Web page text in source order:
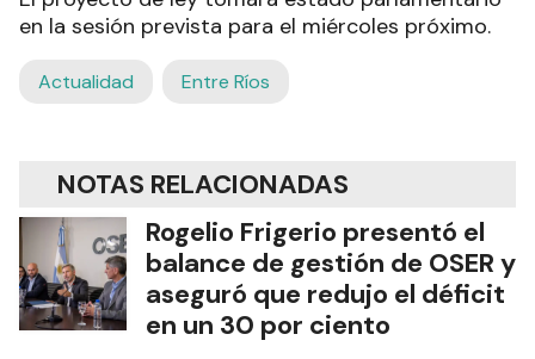
en la sesión prevista para el miércoles próximo.
Actualidad Entre Ríos
NOTAS RELACIONADAS
Rogelio Frigerio presentó el
balance de gestión de OSER y
aseguró que redujo el déficit
en un 30 por ciento